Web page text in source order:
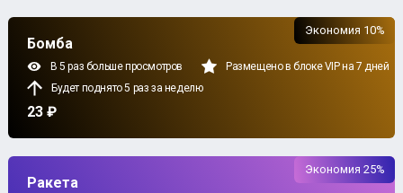
Бомба
В 5 раз больше просмотров
Размещено в блоке VIP на 7 дней
Будет поднято 5 раз за неделю
23 ₽
Экономия 10%
Ракета
Экономия 25%